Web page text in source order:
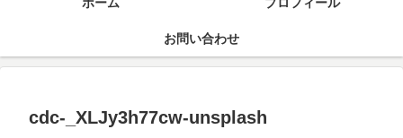
ホーム プロフィール
お問い合わせ
cdc-_XLJy3h77cw-unsplash